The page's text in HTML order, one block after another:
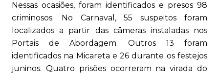
Nessas ocasiões, foram identificados e presos 98
criminosos. No Carnaval, 55 suspeitos foram
localizados a partir das câmeras instaladas nos
Portais de Abordagem. Outros 13 foram
identificados na Micareta e 26 durante os festejos
juninos. Quatro prisões ocorreram na virada do